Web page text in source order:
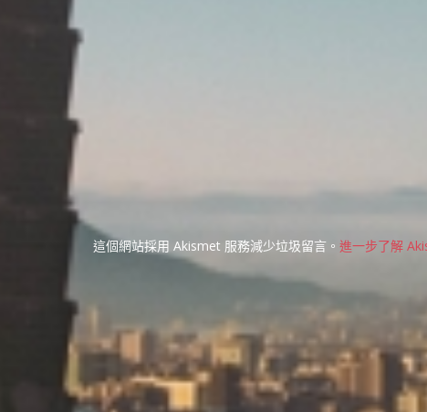
這個網站採用 Akismet 服務減少垃圾留言。 進一步了解